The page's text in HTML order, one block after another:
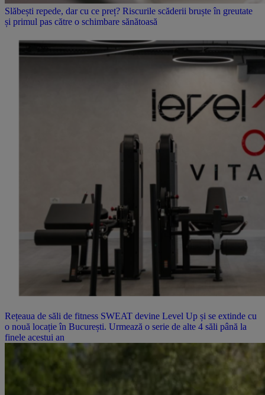
Slăbești repede, dar cu ce preț? Riscurile scăderii bruște în greutate
și primul pas către o schimbare sănătoasă
Rețeaua de săli de fitness SWEAT devine Level Up și se extinde cu
o nouă locație în București. Urmează o serie de alte 4 săli până la
finele acestui an